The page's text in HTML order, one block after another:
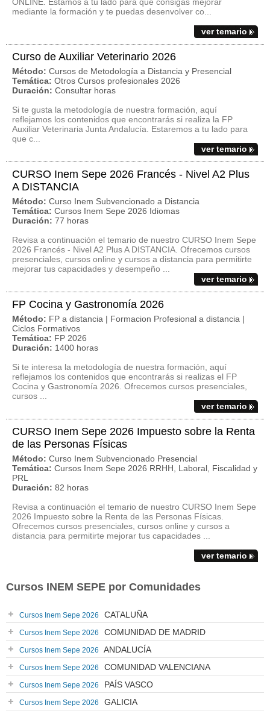
mediante la formación y te puedas desenvolver co...
ver temario
Curso de Auxiliar Veterinario 2026
Método: Cursos de Metodología a Distancia y Presencial
Temática: Otros Cursos profesionales 2026
Duración: Consultar horas
Si te gusta la metodología de nuestra formación, aquí
reflejamos los contenidos que encontrarás si realiza la FP
Auxiliar Veterinaria Junta Andalucía. Estaremos a tu lado para
que c...
ver temario
CURSO Inem Sepe 2026 Francés - Nivel A2 Plus
A DISTANCIA
Método: Curso Inem Subvencionado a Distancia
Temática: Cursos Inem Sepe 2026 Idiomas
Duración: 77 horas
Revisa a continuación el temario de nuestro CURSO Inem Sepe
2026 Francés - Nivel A2 Plus A DISTANCIA. Ofrecemos cursos
presenciales, cursos online y cursos a distancia para permitirte
mejorar tus capacidades y desempeño ...
ver temario
FP Cocina y Gastronomía 2026
Método: FP a distancia | Formacion Profesional a distancia |
Ciclos Formativos
Temática: FP 2026
Duración: 1400 horas
Si te interesa la metodología de nuestra formación, aquí
reflejamos los contenidos que encontrarás si realizas el FP
Cocina y Gastronomía 2026. Ofrecemos cursos presenciales,
cursos ...
ver temario
CURSO Inem Sepe 2026 Impuesto sobre la Renta
de las Personas Físicas
Método: Curso Inem Subvencionado Presencial
Temática: Cursos Inem Sepe 2026 RRHH, Laboral, Fiscalidad y
PRL
Duración: 82 horas
Revisa a continuación el temario de nuestro CURSO Inem Sepe
2026 Impuesto sobre la Renta de las Personas Físicas.
Ofrecemos cursos presenciales, cursos online y cursos a
distancia para permitirte mejorar tus capacidades ...
ver temario
Cursos INEM SEPE por Comunidades
Cursos Inem Sepe 2026 CATALUÑA
Cursos Inem Sepe 2026 COMUNIDAD DE MADRID
Cursos Inem Sepe 2026 ANDALUCÍA
Cursos Inem Sepe 2026 COMUNIDAD VALENCIANA
Cursos Inem Sepe 2026 PAÍS VASCO
Cursos Inem Sepe 2026 GALICIA